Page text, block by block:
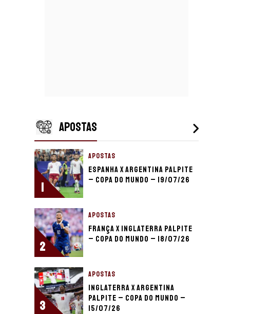
APOSTAS
1
APOSTAS
Espanha x Argentina palpite
– Copa do Mundo – 19/07/26
2
APOSTAS
França x Inglaterra palpite
– Copa do Mundo – 18/07/26
3
APOSTAS
Inglaterra x Argentina
palpite – Copa do Mundo –
15/07/26